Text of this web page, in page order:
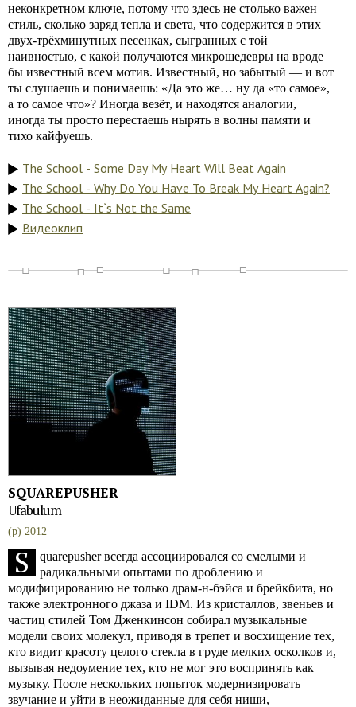
неконкретном ключе, потому что здесь не столько важен
стиль, сколько заряд тепла и света, что содержится в этих
двух-трёхминутных песенках, сыгранных с той
наивностью, с какой получаются микрошедевры на вроде
бы известный всем мотив. Известный, но забытый — и вот
ты слушаешь и понимаешь: «Да это же… ну да «то самое»,
а то самое что»? Иногда везёт, и находятся аналогии,
иногда ты просто перестаешь нырять в волны памяти и
тихо кайфуешь.
The School - Some Day My Heart Will Beat Again
The School - Why Do You Have To Break My Heart Again?
The School - It`s Not the Same
Видеоклип
SQUAREPUSHER
Ufabulum
(p) 2012
S
quarepusher всегда ассоциировался со смелыми и
радикальными опытами по дроблению и
модифицированию не только драм-н-бэйса и брейкбита, но
также электронного джаза и IDM. Из кристаллов, звеньев и
частиц стилей Том Дженкинсон собирал музыкальные
модели своих молекул, приводя в трепет и восхищение тех,
кто видит красоту целого стекла в груде мелких осколков и,
вызывая недоумение тех, кто не мог это воспринять как
музыку. После нескольких попыток модернизировать
звучание и уйти в неожиданные для себя ниши,